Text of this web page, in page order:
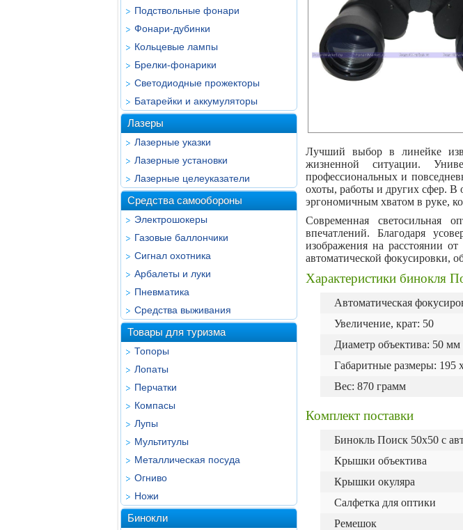
Подствольные фонари
Фонари-дубинки
Кольцевые лампы
Брелки-фонарики
Светодиодные прожекторы
Батарейки и аккумуляторы
Лазеры
Лазерные указки
Лазерные установки
Лазерные целеуказатели
Средства самообороны
Электрошокеры
Газовые баллончики
Сигнал охотника
Арбалеты и луки
Пневматика
Средства выживания
Товары для туризма
Топоры
Лопаты
Перчатки
Компасы
Лупы
Мультитулы
Металлическая посуда
Огниво
Ножи
Бинокли
Лучший выбор в линейке
жизненной ситуации.
профессиональных и
охоты, работы и других сфер. В
эргономичным хватом в руке,
Современная светосильная
впечатлений. Благодаря
изображения на расстоянии
автоматической фокусировки,
Характеристики бинокля
Автоматическая
Увеличение, крат: 50
Диаметр объектива: 50 мм
Габаритные размеры: 195
Вес: 870 грамм
Комплект поставки
Бинокль Поиск 50х50 с
Крышки объектива
Крышки окуляра
Салфетка для оптики
Ремешок